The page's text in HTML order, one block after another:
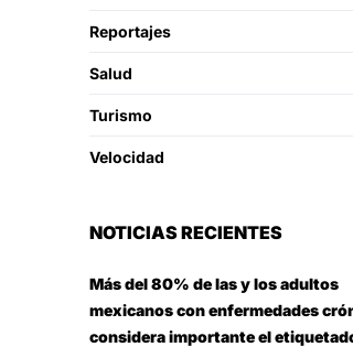
Reportajes
Salud
Turismo
Velocidad
NOTICIAS RECIENTES
Más del 80% de las y los adultos
mexicanos con enfermedades
considera importante el